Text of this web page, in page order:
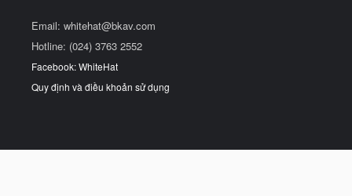
Email: whitehat@bkav.com
Hotline: (024) 3763 2552
Facebook: WhiteHat
Quy định và điều khoản sử dụng